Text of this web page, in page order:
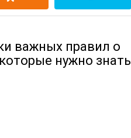
важных правил о
нужно знать